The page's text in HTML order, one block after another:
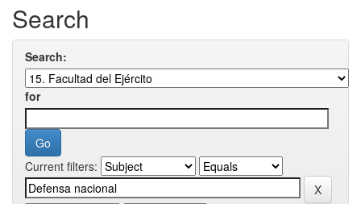
Search
Search:
for
Current filters: